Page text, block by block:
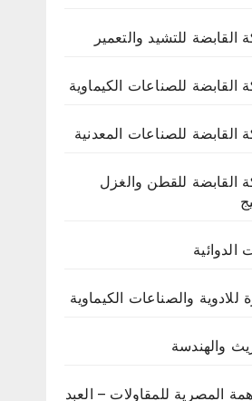
القابضة للتشيد والتعمير
القابضة للصناعات الكيماوية
القابضة للصناعات المعدنية
القابضة للقطن والغزل
الدوائية
للادوية والصناعات الكيماوية
والهندسة
المصرية للمقاولات – العبد